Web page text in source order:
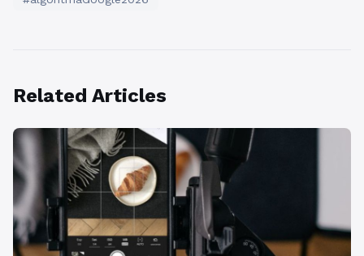
Related Articles